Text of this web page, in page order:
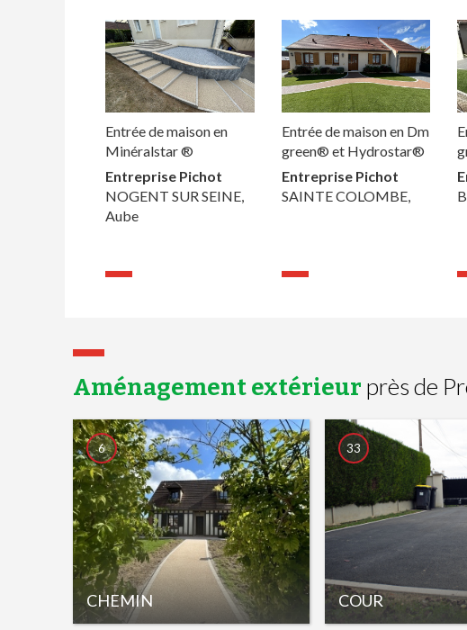
Entrée de maison en
Minéralstar ®
Entreprise Pichot
NOGENT SUR SEINE,
Aube
Entrée de maison en Dm
green® et Hydrostar®
Entreprise Pichot
SAINTE COLOMBE,
Aménagement extérieur près de
CHEMIN
6
COUR
33